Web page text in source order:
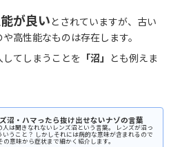
が良いとされていますが、古い
高性能なものは存在します。
てしまうことを 「沼」 とも例えま
沼・ハマったら抜け出せないナゾの言葉
人は聞きなれないレンズ沼という言葉。 レンズが沼っ
いうこと？ しかしそれには病的な意味が含まれるので
の意味から症状まで細かく紹介します。